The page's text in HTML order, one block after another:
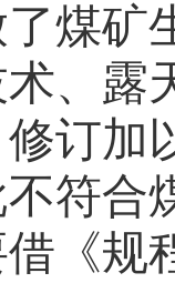
煤矿
、露
修订
符合
《规